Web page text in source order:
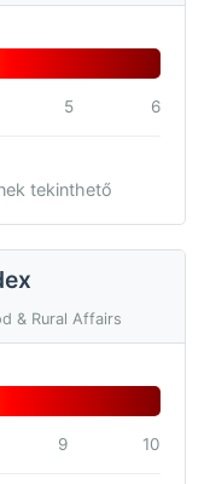
5 6
tekinthető
& Rural Affairs
9 10